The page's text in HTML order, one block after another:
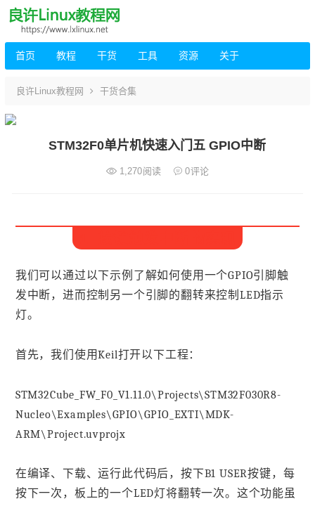
首页 教程 干货 工具 资源 关于
良许Linux教程网 干货合集
STM32F0单片机快速入门五 GPIO中断
1,270阅读 0评论
我们可以通过以下示例了解如何使用一个GPIO引脚触
发中断，进而控制另一个引脚的翻转来控制LED指示
灯。
首先，我们使用Keil打开以下工程：
STM32Cube_FW_F0_V1.11.0\Projects\STM32F030R8-
Nucleo\Examples\GPIO\GPIO_EXTI\MDK-
ARM\Project.uvprojx
在编译、下载、运行此代码后，按下B1 USER按键，每
按下一次，板上的一个LED灯将翻转一次。这个功能虽